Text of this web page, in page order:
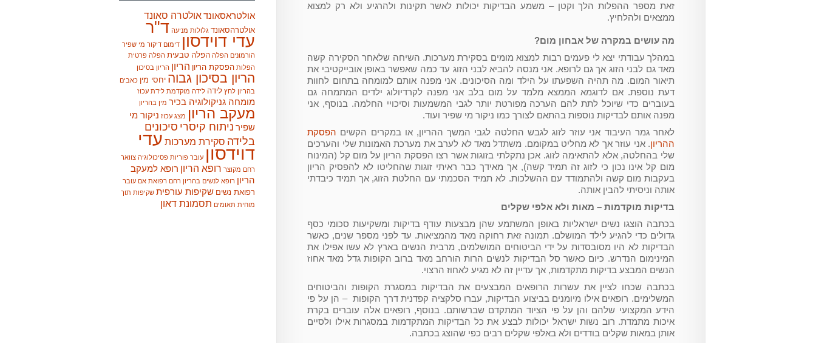
אולטראסאונדאולטרה סאונד
אולטרהסאונד גלולות מניעה ד"ר
עדי דוידסון דימום דיקור מי שפיר
הורמונים הפלה הפלה טבעית הפלה פרטית
הפלות הפסקת הריון הריון הריון בסיכון
הריון בסיכון גבוה יחסי מין כאבים
בהריון לחץ לידה לידה מוקדמת לידת עכוז
מומחה גניקולוגיה בכיר מין בהריון
מעקב הריון מצג עכוז ניקור מי
שפיר ניתוח קיסרי סיכונים
בלידה סקירת מערכות עדי
דוידסון עובר פוריות פסיכולוגיה צוואר
רחם מקוצר רופא הריון רופא למעקב
הריון רופא לנשים בהריון רחם רפואת אם עובר
רפואת נשים שקיפות עורפית שקיפות תוך
מוחית תאומים תסמונת דאון
זאת מספר ההפלות הלך וקטן – משמע הבדיקות יכולות לאשר תקינות ולהרגיע ולא רק למצוא
ממצאים ולהלחיץ.
מה עושים במקרה של אבחון מום?
במהלך עבודתי יצא לי פעמים רבות למצוא מומים בסקירת מערכות. השיחה שלאחר הסקירה קשה
מאד גם לבני הזוג אך גם לרופא. אני מנסה להביא לבני הזוג עד כמה שאפשר באופן אובייקטיבי את
תיאור המום. מה תהיה השפעתו על הילד ומה הסיכונים. אני מפנה אותם למומחה בתחום לחוות
דעת נוספת. אם לדוגמא הממצא מלמד על מום בלב אני מפנה לקרדיולוג ילדים המתמחה גם
בעוברים כדי שיוכל לתת להם הערכה מפורטת יותר לגבי המשמעות וסיכויי החלמה. בנוסף, אני
מפנה אותם לבדיקות נוספות בהתאם לצורך כמו ניקור מי שפיר ועוד.
לאחר גמר העיבוד אני עוזר לזוג לגבש החלטה לגבי המשך ההריון, או במקרים הקשים הפסקת
ההריון. אני עוזר אך לא מחליט במקומם. משתדל מאד לא לערב את מערכת האמונות שלי והערכים
שלי בהחלטה, אלא להתאימה לזוג. אכן נתקלתי בזוגות אשר רצו הפסקת הריון על מום קל (המינוח
מום קל אינו נכון כי לזוג זה תמיד קשה), אך מאידך כבר ראיתי זוגות שהחליטו לא להפסיק הריון
בעקבות מום קשה ולהתמודד עם ההשלכות. לא תמיד הסכמתי עם החלטת הזוג, אך תמיד כיבדתי
אותה וניסיתי להבין אותה.
בדיקות מוקדמות – מאות ולא אלפי שקלים
בכתבה הוצגו נשים ישראליות באופן המשתמע שהן מבצעות עודף בדיקות ומשקיעות סכומי כסף
גדולים כדי להגיע לילד המושלם. תמונה זאת רחוקה מאד מהמציאות. עד לפני מספר שנים, כאשר
הבדיקות לא היו מסובסדות על ידי הביטוחים המושלמים, מרבית הנשים בארץ לא עשו אפילו את
המינימום הנדרש. כיום כאשר סל הבדיקות לנשים הרות הורחב מאד ברוב הקופות גדל מאד אחוז
הנשים המבצע בדיקות מתקדמות, אך עדיין זה לא מגיע לאחוז הרצוי.
בכתבה שכחו לציין את עשרות הרופאים המבצעים את הבדיקות במסגרת הקופות והביטוחים
המשלימים. רופאים אילו מיומנים בביצוע הבדיקות, עברו סלקציה קפדנית דרך הקופות – הן על פי
הידע המקצועי שלהם והן על פי הציוד המתקדם שברשותם. בנוסף, רופאים אלה עוברים בקרת
איכות מתמדת. רוב נשות ישראל יכולות לבצע את כל הבדיקות המתקדמות במסגרות אילו ולסיים
אותן במאות שקלים בודדים ולא באלפי שקלים רבים כפי שהוצג בכתבה.